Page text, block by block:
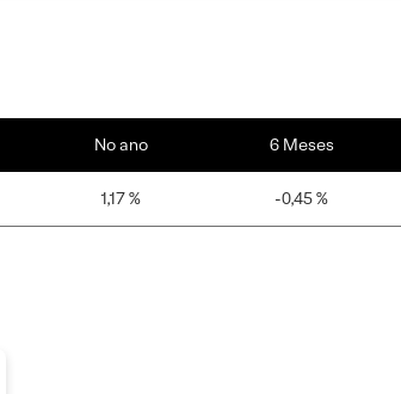
No ano 6 Meses
1,17 % -0,45 %